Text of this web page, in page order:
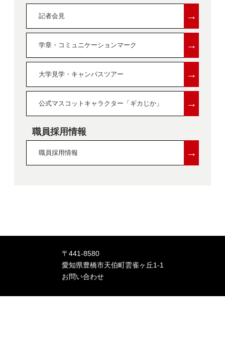
記者会見 →
学章・コミュニケーションマーク →
大学見学・キャンパスツアー →
公式マスコットキャラクター「ギカじか」 →
職員採用情報
職員採用情報 →
〒441-8580
愛知県豊橋市天伯町雲雀ヶ丘1-1
お問い合わせ